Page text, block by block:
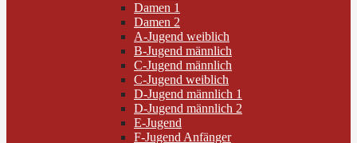
Damen 1
Damen 2
A-Jugend weiblich
B-Jugend männlich
C-Jugend männlich
C-Jugend weiblich
D-Jugend männlich 1
D-Jugend männlich 2
E-Jugend
F-Jugend Anfänger